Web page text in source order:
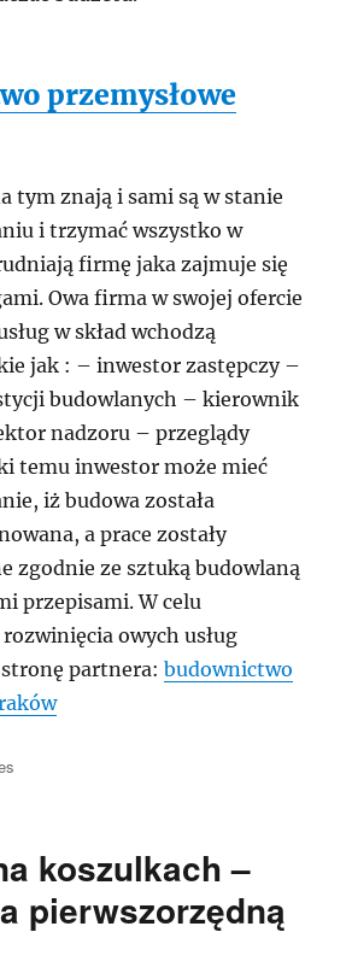
przemysłowe
tym znają i sami są w stanie
i trzymać wszystko w
firmę jaka zajmuje się
Owa firma w swojej ofercie
w skład wchodzą
jak : – inwestor zastępczy –
budowlanych – kierownik
nadzoru – przeglądy
temu inwestor może mieć
iż budowa została
a prace zostały
zgodnie ze sztuką budowlaną
przepisami. W celu
rozwinięcia owych usług
stronę partnera:budownictwo
koszulkach –
pierwszorzędną